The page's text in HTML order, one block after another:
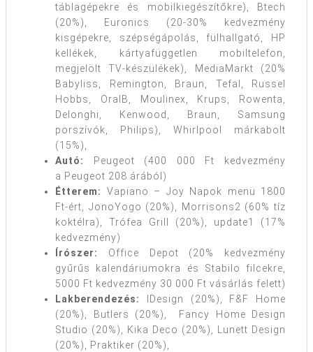
táblagépekre és mobilkiegészítőkre), Btech
(20%), Euronics (20-30% kedvezmény
kisgépekre, szépségápolás, fülhallgató, HP
kellékek, kártyafüggetlen mobiltelefon,
megjelölt TV-készülékek), MediaMarkt (20%
Babyliss, Remington, Braun, Tefal, Russel
Hobbs, OralB, Moulinex, Krups, Rowenta,
Delonghi, Kenwood, Braun, Samsung
porszívók, Philips), Whirlpool márkabolt
(15%),
Autó:
Peugeot (400 000 Ft kedvezmény
a Peugeot 208 árából)
Étterem:
Vapiano – Joy Napok menü 1800
Ft-ért, JonoYogo (20%), Morrisons2 (60% tíz
koktélra), Trófea Grill (20%), update1 (17%
kedvezmény)
Írószer:
Office Depot (20% kedvezmény
gyűrűs kalendáriumokra és Stabilo filcekre,
5000 Ft kedvezmény 30 000 Ft vásárlás felett)
Lakberendezés:
IDesign (20%), F&F Home
(20%), Butlers (20%), Fancy Home Design
Studio (20%), Kika Deco (20%), Lunett Design
(20%), Praktiker (20%),